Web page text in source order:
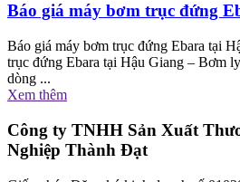
Báo giá máy bơm trục đứng
Báo giá máy bơm trục đứng Ebara tại
trục đứng Ebara tại Hậu Giang – Bơm
dòng ...
Xem thêm
Công ty TNHH Sản Xuất
Nghiệp Thành Đạt